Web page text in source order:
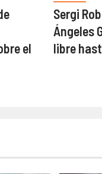
el
Sergi
Ángeles
libre